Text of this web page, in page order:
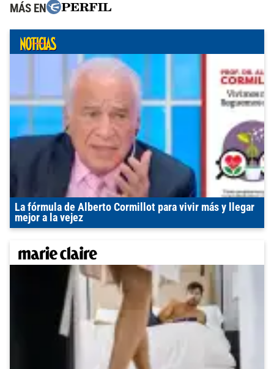
MÁS EN
La fórmula de Alberto Cormillot para vivir más y llegar
mejor a la vejez